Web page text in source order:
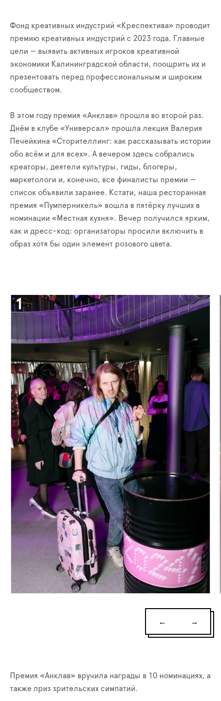
Фонд креативных индустрий «Креспектива» проводит
премию креативных индустрий с 2023 года. Главные
цели — выявить активных игроков креативной
экономики Калининградской области, поощрить их и
презентовать перед профессиональным и широким
сообществом.
В этом году премия «Анклав» прошла во второй раз.
Днём в клубе «Универсал» прошла лекция Валерия
Печейкина «Сторителлинг: как рассказывать истории
обо всём и для всех». А вечером здесь собрались
креаторы, деятели культуры, гиды, блогеры,
маркетологи и, конечно, все финалисты премии —
список объявили заранее. Кстати, наша ресторанная
премия «Пумперникель» вошла в пятёрку лучших в
номинации «Местная кухня». Вечер получился ярким,
как и дресс-код: организаторы просили включить в
образ хотя бы один элемент розового цвета.
← →
Премия «Анклав» вручила награды в 10 номинациях, а
также приз зрительских симпатий.